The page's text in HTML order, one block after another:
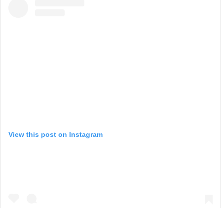
View this post on Instagram